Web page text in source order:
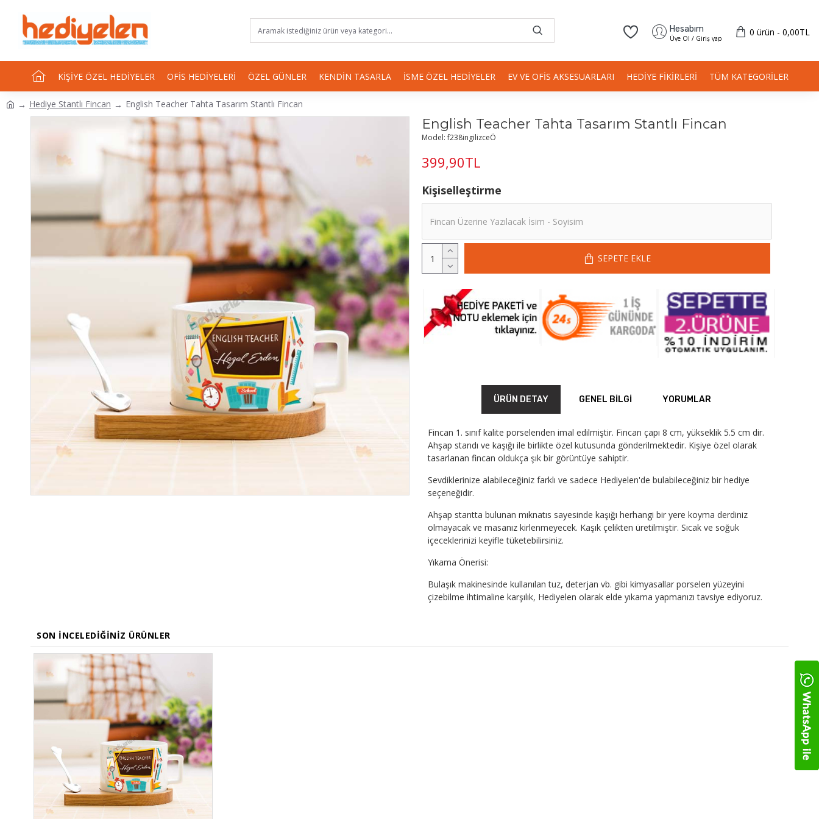
Hesabım
Üye Ol / Giriş yap
0 ürün - 0,00TL
KIŞIYE ÖZEL HEDIYELER OFIS HEDIYELERI ÖZEL GÜNLER KENDIN TASARLA İSME ÖZEL HEDIYELER EV VE OFIS AKSESUARLARI HEDIYE FIKIRLERI TÜM KATEGORILER
Hediye Stantlı Fincan English Teacher Tahta Tasarım Stantlı Fincan
English Teacher Tahta Tasarım Stantlı Fincan
399,90TL
Model: f238ingilizceÖ
Kişiselleştirme
SEPETE EKLE
ÜRÜN DETAY GENEL BILGI YORUMLAR
Fincan 1. sınıf kalite porselenden imal edilmiştir. Fincan çapı 8 cm, yükseklik 5.5 cm dir.
Ahşap standı ve kaşığı ile birlikte özel kutusunda gönderilmektedir. Kişiye özel olarak
tasarlanan fincan oldukça şık bir görüntüye sahiptir.
Sevdiklerinize alabileceğiniz farklı ve sadece Hediyelen'de bulabileceğiniz bir hediye
seçeneğidir.
Ahşap stantta bulunan mıknatıs sayesinde kaşığı herhangi bir yere koyma derdiniz
olmayacak ve masanız kirlenmeyecek. Kaşık çelikten üretilmiştir. Sıcak ve soğuk
içeceklerinizi keyifle tüketebilirsiniz.
Yıkama Önerisi:
Bulaşık makinesinde kullanılan tuz, deterjan vb. gibi kimyasallar porselen yüzeyini
çizebilme ihtimaline karşılık, Hediyelen olarak elde yıkama yapmanızı tavsiye ediyoruz.
SON İNCELEDIĞINIZ ÜRÜNLER